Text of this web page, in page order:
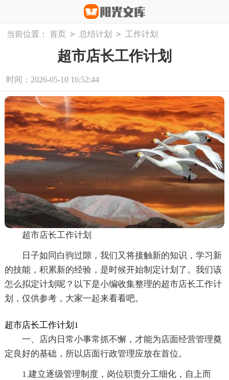
当前位置： 首页 > 总结计划 > 工作计划
超市店长工作计划
时间：2026-05-10 16:52:44
超市店长工作计划
日子如同白驹过隙，我们又将接触新的知识，学习新
的技能，积累新的经验，是时候开始制定计划了。我们该
怎么拟定计划呢？以下是小编收集整理的超市店长工作计
划，仅供参考，大家一起来看看吧。
超市店长工作计划1
一、店内日常小事常抓不懈，才能为店面经营管理奠
定良好的基础，所以店面行政管理应放在首位。
1.建立逐级管理制度，岗位职责分工细化，自上而